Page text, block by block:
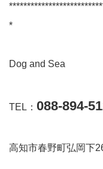
*
Dog and Sea
TEL： 088-894-
高知市春野町弘岡下